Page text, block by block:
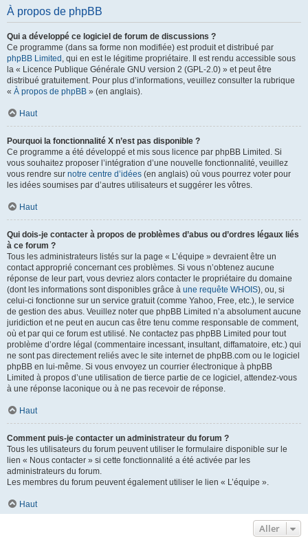
À propos de phpBB
Qui a développé ce logiciel de forum de discussions ?
Ce programme (dans sa forme non modifiée) est produit et distribué par
phpBB Limited , qui en est le légitime propriétaire. Il est rendu accessible sous
la « Licence Publique Générale GNU version 2 (GPL-2.0) » et peut être
distribué gratuitement. Pour plus d’informations, veuillez consulter la rubrique
« À propos de phpBB » (en anglais).
Haut
Pourquoi la fonctionnalité X n’est pas disponible ?
Ce programme a été développé et mis sous licence par phpBB Limited. Si
vous souhaitez proposer l’intégration d’une nouvelle fonctionnalité, veuillez
vous rendre sur notre centre d’idées (en anglais) où vous pourrez voter pour
les idées soumises par d’autres utilisateurs et suggérer les vôtres.
Haut
Qui dois-je contacter à propos de problèmes d’abus ou d’ordres légaux liés
à ce forum ?
Tous les administrateurs listés sur la page « L’équipe » devraient être un
contact approprié concernant ces problèmes. Si vous n’obtenez aucune
réponse de leur part, vous devriez alors contacter le propriétaire du domaine
(dont les informations sont disponibles grâce à une requête WHOIS), ou, si
celui-ci fonctionne sur un service gratuit (comme Yahoo, Free, etc.), le service
de gestion des abus. Veuillez noter que phpBB Limited n’a absolument aucune
juridiction et ne peut en aucun cas être tenu comme responsable de comment,
où et par qui ce forum est utilisé. Ne contactez pas phpBB Limited pour tout
problème d’ordre légal (commentaire incessant, insultant, diffamatoire, etc.) qui
ne sont pas directement reliés avec le site internet de phpBB.com ou le logiciel
phpBB en lui-même. Si vous envoyez un courrier électronique à phpBB
Limited à propos d’une utilisation de tierce partie de ce logiciel, attendez-vous
à une réponse laconique ou à ne pas recevoir de réponse.
Haut
Comment puis-je contacter un administrateur du forum ?
Tous les utilisateurs du forum peuvent utiliser le formulaire disponible sur le
lien « Nous contacter » si cette fonctionnalité a été activée par les
administrateurs du forum.
Les membres du forum peuvent également utiliser le lien « L’équipe ».
Haut
Aller